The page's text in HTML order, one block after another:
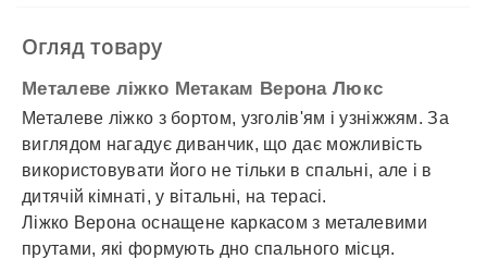
✓ Детальніше
Огляд товару
Металеве ліжко Метакам Верона Люкс
Металеве ліжко з бортом, узголів'ям і узніжжям. За
виглядом нагадує диванчик, що дає можливість
використовувати його не тільки в спальні, але і в
дитячій кімнаті, у вітальні, на терасі.
Ліжко Верона оснащене каркасом з металевими
прутами, які формують дно спального місця.